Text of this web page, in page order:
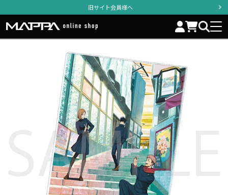
旧サイト会員様へ